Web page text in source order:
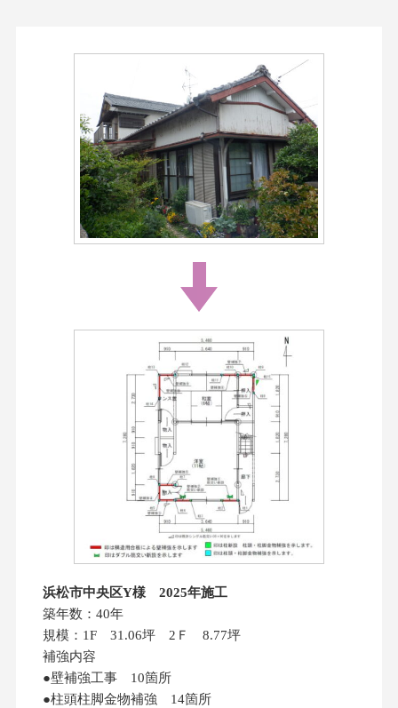
浜松市中央区Y様 2025年施工
築年数：40年
規模：1F 31.06坪 2Ｆ 8.77坪
補強内容
●壁補強工事 10箇所
●柱頭柱脚金物補強 14箇所